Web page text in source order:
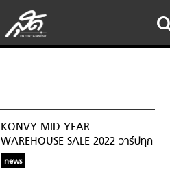
KONVY MID YEAR
WAREHOUSE SALE 2022 วาร์ปทุก
Warehouse ช้อปมันส์ทุกโปร ลด
สูงสุด 90%
news